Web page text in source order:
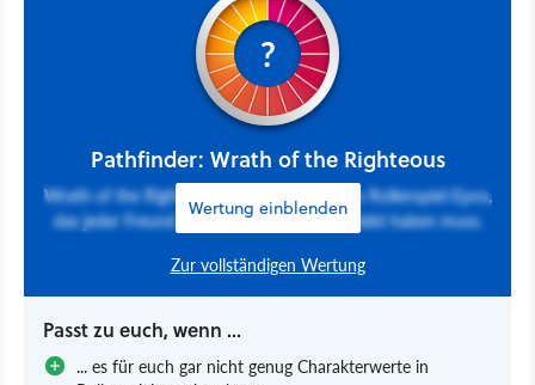
?
Pathfinder: Wrath of the Righteous
Wertung einblenden
Wrath of the Righteous ist ein wahrhaftiges Rollenspiel-Epos,
das jeder Freund anspruchsvoller RPGs erlebt haben muss.
Zur vollständigen Wertung
Passt zu euch, wenn ...
... es für euch gar nicht genug Charakterwerte in